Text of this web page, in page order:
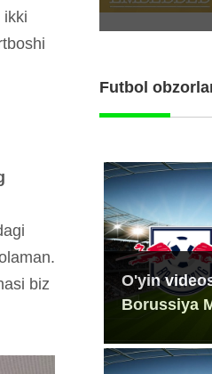
ikki
biz
Futbol
O'yin
Borussiya